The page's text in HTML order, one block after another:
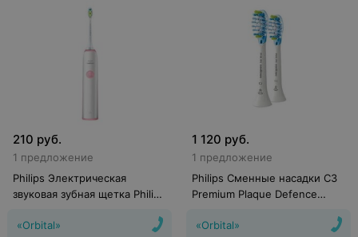
210 руб.
1 предложение
Philips Электрическая
звуковая зубная щетка Philips
«Orbital»
1 120 руб.
1 предложение
Philips Сменные насадки C3
Premium Plaque Defence
«Orbital»